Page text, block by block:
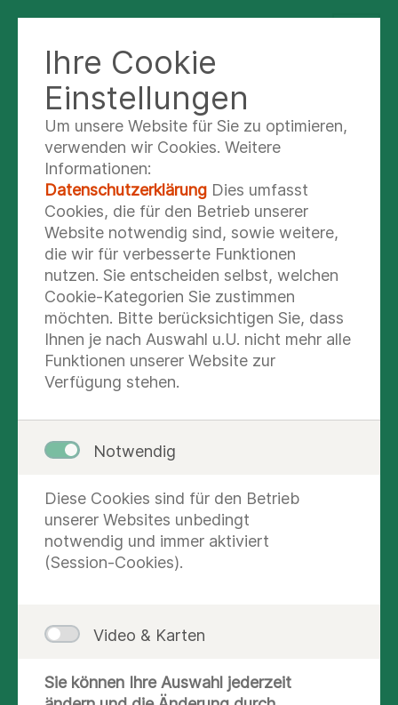
BILDUNGSZENTRUM FÜR
GESUNDHEITSBERUFE GÖTTINGEN
Neuer Ausbildungskurs
im Bildungszentrum -
Herzlich willkommen!
Am 03.03.2025 ist unser Frühjahrskurs zur
Ausbildung von Pflegefachpersonen
gestartet.
3. Mär. 2025
Göttingen
DER K 25-03 GEHT AN DEN
START! 🎉🏥✨
Ihre Cookie
Einstellungen
Um unsere Website für Sie zu optimieren,
verwenden wir Cookies. Weitere
Informationen:
Datenschutzerklärung Dies umfasst
Cookies, die für den Betrieb unserer
Website notwendig sind, sowie weitere,
die wir für verbesserte Funktionen
nutzen. Sie entscheiden selbst, welchen
Cookie-Kategorien Sie zustimmen
möchten. Bitte berücksichtigen Sie, dass
Ihnen je nach Auswahl u.U. nicht mehr alle
Funktionen unserer Website zur
Verfügung stehen.
Notwendig
Diese Cookies sind für den Betrieb
unserer Websites unbedingt
notwendig und immer aktiviert
(Session-Cookies).
Video & Karten
Sie können Ihre Auswahl jederzeit